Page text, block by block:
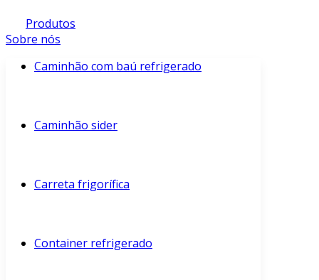
Produtos
Sobre nós
Caminhão com baú refrigerado
Caminhão sider
Carreta frigorífica
Container refrigerado